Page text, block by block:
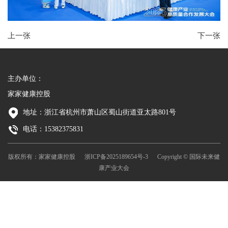
上一张 下一张
主办单位：
家家健康控股
地址：浙江省杭州市萧山区蜀山街道亚太路801号
电话：15382375831
版权所有：家家健康控股 浙ICP备2025189654号-3
Copyright © 国际未来健
康产业大会